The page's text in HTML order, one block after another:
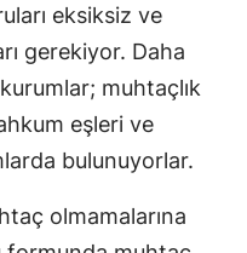
eksiksiz ve
gerekiyor. Daha
muhtaçlık
eşleri ve
bulunuyorlar.
olmamalarına